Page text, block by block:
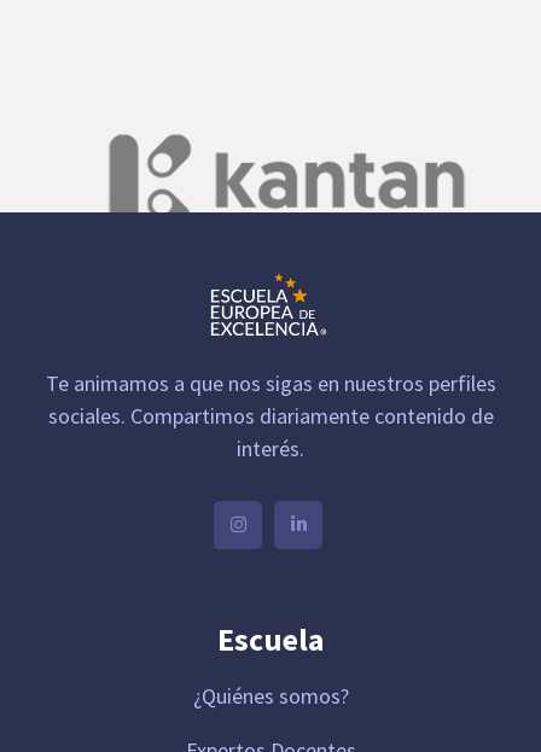
Te animamos a que nos sigas en nuestros perfiles
sociales. Compartimos diariamente contenido de
interés.
Escuela
¿Quiénes somos?